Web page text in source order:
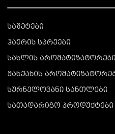
საშეტები
ჰაერის სპრეები
სახლის არომატიზატორები
მანქანის
სურნელოვანი სანთლები
სათადარიგო პროდუქტები